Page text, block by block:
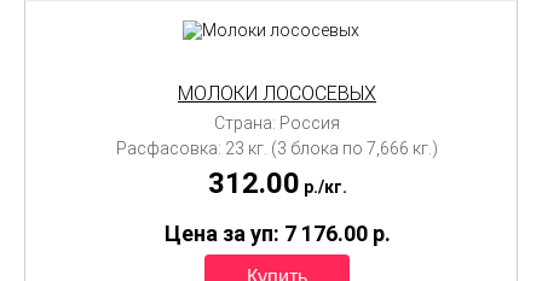
МОЛОКИ ЛОСОСЕВЫХ
Страна: Россия
Расфасовка: 23 кг. (3 блока по 7,666 кг.)
312.00 p./кг.
Цена за уп: 7 176.00 p.